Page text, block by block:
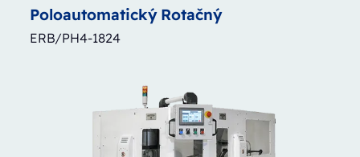
Poloautomatický Rotačný
ERB/PH4-1824